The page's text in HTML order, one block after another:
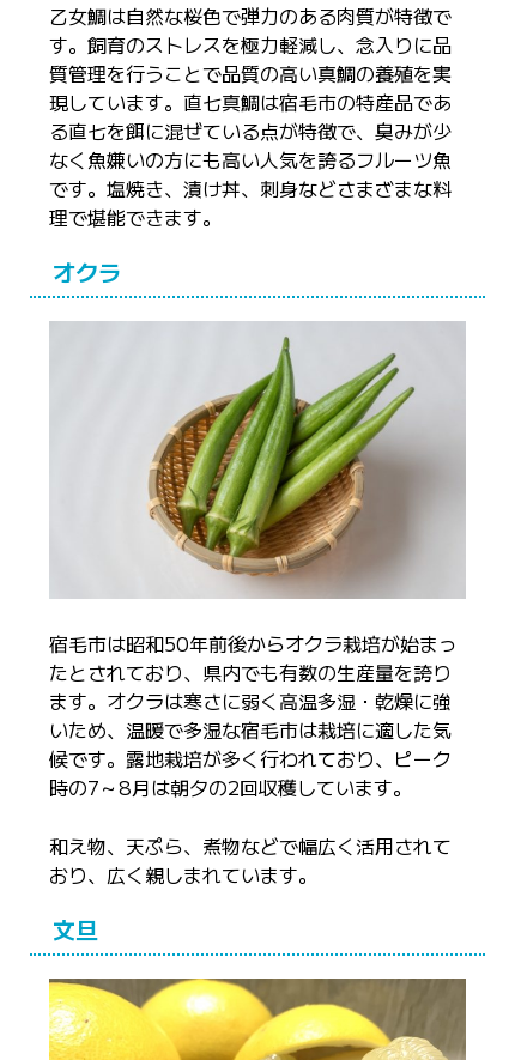
乙女鯛は自然な桜色で弾力のある肉質が特徴で
す。飼育のストレスを極力軽減し、念入りに品
質管理を行うことで品質の高い真鯛の養殖を実
現しています。直七真鯛は宿毛市の特産品であ
る直七を餌に混ぜている点が特徴で、臭みが少
なく魚嫌いの方にも高い人気を誇るフルーツ魚
です。塩焼き、漬け丼、刺身などさまざまな料
理で堪能できます。
オクラ
宿毛市は昭和50年前後からオクラ栽培が始まっ
たとされており、県内でも有数の生産量を誇り
ます。オクラは寒さに弱く高温多湿・乾燥に強
いため、温暖で多湿な宿毛市は栽培に適した気
候です。露地栽培が多く行われており、ピーク
時の7～8月は朝夕の2回収穫しています。
和え物、天ぷら、煮物などで幅広く活用されて
おり、広く親しまれています。
文旦